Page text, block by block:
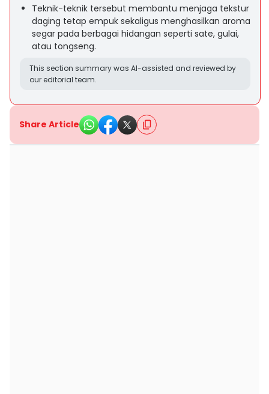
Teknik-teknik tersebut membantu menjaga tekstur
daging tetap empuk sekaligus menghasilkan aroma
segar pada berbagai hidangan seperti sate, gulai,
atau tongseng.
This section summary was AI-assisted and reviewed by
our editorial team.
Share Article